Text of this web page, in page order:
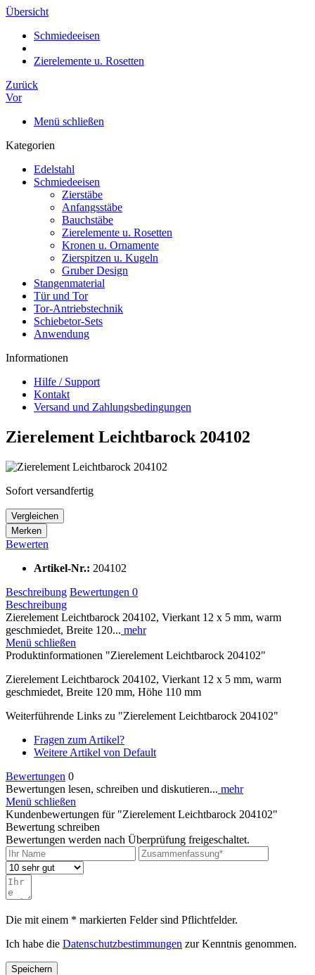
Übersicht
Schmiedeeisen
Zierelemente u. Rosetten
Zurück
Vor
Menü schließen
Kategorien
Edelstahl
Schmiedeeisen
Zierstäbe
Anfangsstäbe
Bauchstäbe
Zierelemente u. Rosetten
Kronen u. Ornamente
Zierspitzen u. Kugeln
Gruber Design
Stangenmaterial
Tür und Tor
Tor-Antriebstechnik
Schiebetor-Sets
Anwendung
Informationen
Hilfe / Support
Kontakt
Versand und Zahlungsbedingungen
Zierelement Leichtbarock 204102
Sofort versandfertig
Vergleichen
Merken
Bewerten
Artikel-Nr.: 204102
Beschreibung Bewertungen 0
Beschreibung
Zierelement Leichtbarock 204102, Vierkant 12 x 5 mm, warm
geschmiedet, Breite 120... mehr
Menü schließen
Produktinformationen "Zierelement Leichtbarock 204102"
Zierelement Leichtbarock 204102, Vierkant 12 x 5 mm, warm
geschmiedet, Breite 120 mm, Höhe 110 mm
Weiterführende Links zu "Zierelement Leichtbarock 204102"
Fragen zum Artikel?
Weitere Artikel von Default
Bewertungen 0
Bewertungen lesen, schreiben und diskutieren... mehr
Menü schließen
Kundenbewertungen für "Zierelement Leichtbarock 204102"
Bewertung schreiben
Bewertungen werden nach Überprüfung freigeschaltet.
Die mit einem * markierten Felder sind Pflichtfelder.
Ich habe die Datenschutzbestimmungen zur Kenntnis genommen.
Speichern